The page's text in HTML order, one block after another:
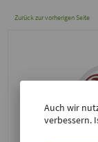
Zurück zur vorherigen Seite
Auch wir
verbessern.